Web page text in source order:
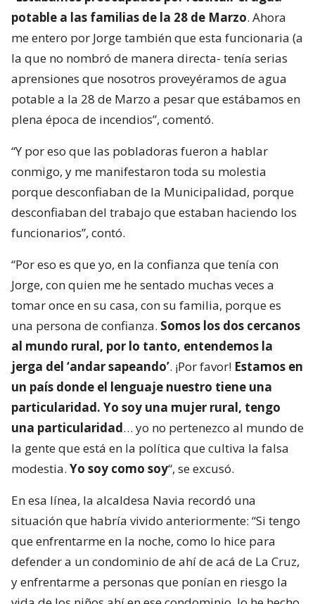
potable a las familias de la 28 de Marzo. Ahora
me entero por Jorge también que esta funcionaria (a
la que no nombró de manera directa- tenía serias
aprensiones que nosotros proveyéramos de agua
potable a la 28 de Marzo a pesar que estábamos en
plena época de incendios”, comentó.
“Y por eso que las pobladoras fueron a hablar
conmigo, y me manifestaron toda su molestia
porque desconfiaban de la Municipalidad, porque
desconfiaban del trabajo que estaban haciendo los
funcionarios”, contó.
“Por eso es que yo, en la confianza que tenía con
Jorge, con quien me he sentado muchas veces a
tomar once en su casa, con su familia, porque es
una persona de confianza. Somos los dos cercanos
al mundo rural, por lo tanto, entendemos la
jerga del ‘andar sapeando’. ¡Por favor! Estamos en
un país donde el lenguaje nuestro tiene una
particularidad. Yo soy una mujer rural, tengo
una particularidad… yo no pertenezco al mundo de
la gente que está en la política que cultiva la falsa
modestia. Yo soy como soy“, se excusó.
En esa línea, la alcaldesa Navia recordó una
situación que habría vivido anteriormente: “Si tengo
que enfrentarme en la noche, como lo hice para
defender a un condominio de ahí de acá de La Cruz,
y enfrentarme a personas que ponían en riesgo la